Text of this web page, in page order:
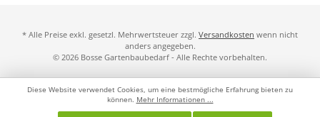
* Alle Preise exkl. gesetzl. Mehrwertsteuer zzgl. Versandkosten wenn nicht
anders angegeben.
© 2026 Bosse Gartenbaubedarf - Alle Rechte vorbehalten.
Diese Website verwendet Cookies, um eine bestmögliche Erfahrung bieten zu
können. Mehr Informationen ...